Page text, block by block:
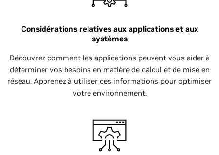
Considérations relatives aux applications et aux
systèmes
Découvrez comment les applications peuvent vous aider à
déterminer vos besoins en matière de calcul et de mise en
réseau. Apprenez à utiliser ces informations pour optimiser
votre environnement.